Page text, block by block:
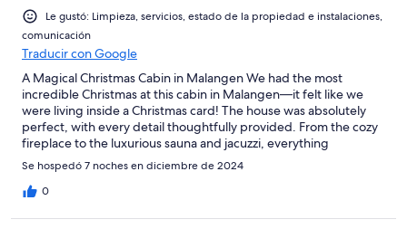
Le gustó: Limpieza, servicios, estado de la propiedad e instalaciones,
comunicación
Traducir con Google
A Magical Christmas Cabin in Malangen We had the most
incredible Christmas at this cabin in Malangen—it felt like we
were living inside a Christmas card! The house was absolutely
perfect, with every detail thoughtfully provided. From the cozy
fireplace to the luxurious sauna and jacuzzi, everything
exceeded our expectations. We especially loved using the
snowshoes, enjoying the firepit under the stars, and relaxing in
the peaceful surroundings. The location is ideal: a supermarket
Se hospedó 7 noches en diciembre de 2024
0